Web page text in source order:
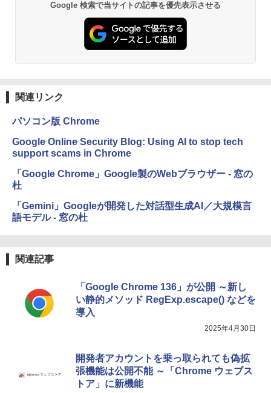
Google 検索で当サイトの記事を優先表示させる
関連リンク
パソコン版 Chrome
Google Online Security Blog: Using AI to stop tech
support scams in Chrome
「Google Chrome」Google製のWebブラウザー - 窓の
杜
「Gemini」Googleが開発した対話型生成AI／大規模言
語モデル - 窓の杜
関連記事
「Google Chrome 136」が公開 ～新し
い静的メソッド RegExp.escape() などを
導入
2025年4月30日
開発者アカウントを乗っ取られても偽拡
張機能は公開不能 ～「Chrome ウェブス
トア」に新機能